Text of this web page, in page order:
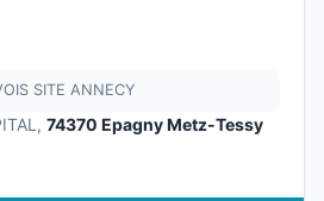
SITE ANNECY
74370 Epagny Metz-Tessy